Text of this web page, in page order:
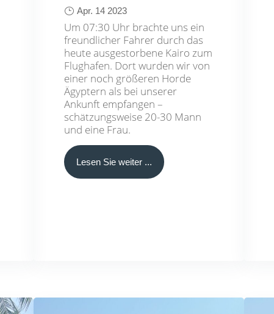
Apr. 14 2023
Um 07:30 Uhr brachte uns ein
freundlicher Fahrer durch das
heute ausgestorbene Kairo zum
Flughafen. Dort wurden wir von
einer noch größeren Horde
Ägyptern als bei unserer
Ankunft empfangen –
schätzungsweise 20-30 Mann
und eine Frau.
Lesen Sie weiter ...